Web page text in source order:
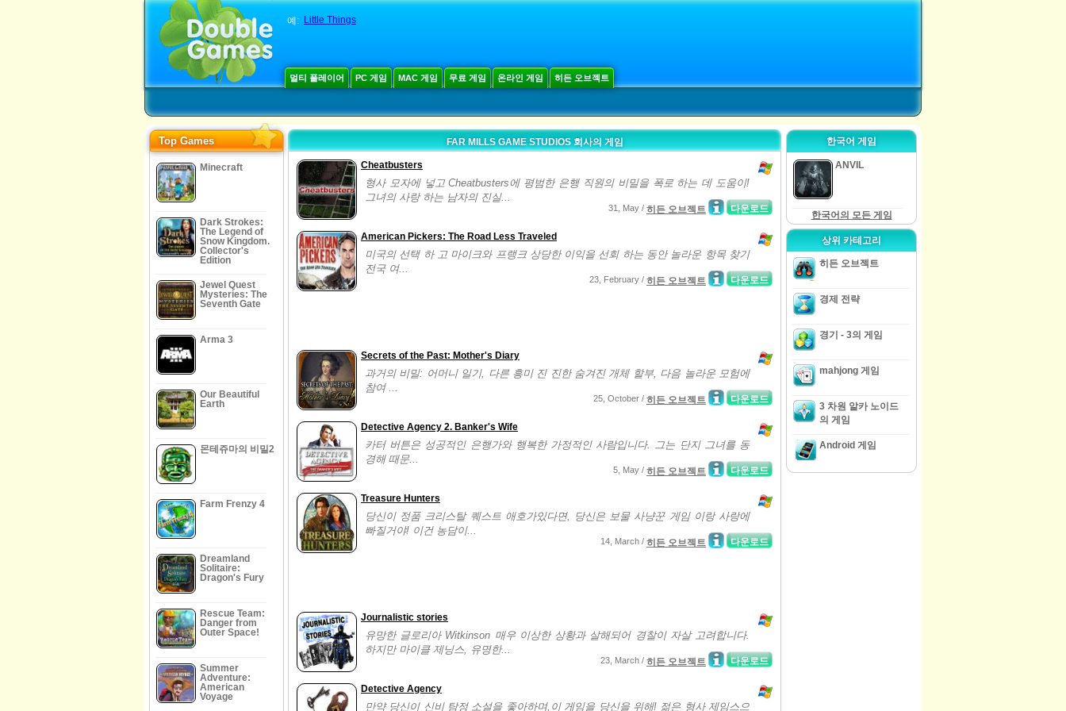
예: Little Things
멀티 플레이어 PC 게임 MAC 게임 무료 게임 온라인 게임 히든 오브젝트
Top Games
Minecraft
Dark Strokes:
The Legend of
Snow Kingdom.
Collector's
Edition
Jewel Quest
Mysteries: The
Seventh Gate
Arma 3
Our Beautiful
Earth
몬테쥬마의 비밀2
Farm Frenzy 4
Dreamland
Solitaire:
Dragon's Fury
Rescue Team:
Danger from
Outer Space!
Summer
Adventure:
American
Voyage
FAR MILLS GAME STUDIOS 회사의 게임
Cheatbusters
형사 모자에 넣고 Cheatbusters에 평범한 은행 직원의 비밀을 폭로 하는 데 도움이!
그녀의 사랑 하는 남자의 진실...
다운로드
31, May / 히든 오브젝트
American Pickers: The Road Less Traveled
미국의 선택 하 고 마이크와 프랭크 상당한 이익을 선회 하는 동안 놀라운 항목 찾기
전국 여...
다운로드
23, February / 히든 오브젝트
Secrets of the Past: Mother's Diary
과거의 비밀: 어머니 일기, 다른 흥미 진 진한 숨겨진 개체 할부, 다음 놀라운 모험에
참여 ...
다운로드
25, October / 히든 오브젝트
Detective Agency 2. Banker's Wife
카터 버튼은 성공적인 은행가와 행복한 가정적인 사람입니다. 그는 단지 그녀를 동
경해 때문...
다운로드
5, May / 히든 오브젝트
Treasure Hunters
당신이 정품 크리스탈 퀘스트 애호가있다면, 당신은 보물 사냥꾼 게임 이랑 사랑에
빠질거야! 이건 농담이...
다운로드
14, March / 히든 오브젝트
Journalistic stories
유망한 글로리아 Witkinson 매우 이상한 상황과 살해되어 경찰이 자살 고려합니다.
하지만 마이클 제닝스, 유명한...
다운로드
23, March / 히든 오브젝트
Detective Agency
만약 당신이 신비 탐정 소설을 좋아하며,이 게임을 당신을 위해! 젊은 형사 제임스으
한국어 게임
ANVIL
한국어의 모든 게임
상위 카테고리
히든 오브젝트
경제 전략
경기 - 3의 게임
mahjong 게임
3 차원 알카 노이드
의 게임
Android 게임